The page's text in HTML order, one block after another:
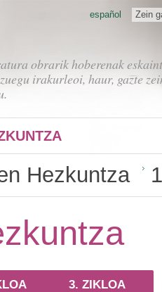
obrarik hoberenak
irakurleoi, haur, gazte
Zein
español
Hezkuntza
3. ZIKLOA